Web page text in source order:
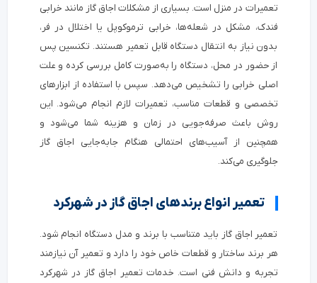
تعمیرات در منزل است. بسیاری از مشکلات اجاق گاز مانند خرابی
فندک، مشکل در شعله‌ها، خرابی ترموکوپل یا اختلال در فر،
بدون نیاز به انتقال دستگاه قابل تعمیر هستند. تکنسین پس
از حضور در محل، دستگاه را به‌صورت کامل بررسی کرده و علت
اصلی خرابی را تشخیص می‌دهد. سپس با استفاده از ابزارهای
تخصصی و قطعات مناسب، تعمیرات لازم انجام می‌شود. این
روش باعث صرفه‌جویی در زمان و هزینه شما می‌شود و
همچنین از آسیب‌های احتمالی هنگام جابه‌جایی اجاق گاز
جلوگیری می‌کند.
تعمیر انواع برندهای اجاق گاز در شهرکرد
تعمیر اجاق گاز باید متناسب با برند و مدل دستگاه انجام شود.
هر برند ساختار و قطعات خاص خود را دارد و تعمیر آن نیازمند
تجربه و دانش فنی است. خدمات تعمیر اجاق گاز در شهرکرد